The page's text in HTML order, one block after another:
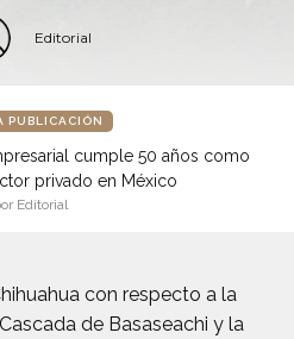
Editorial
PUBLICACIÓN
cumple 50 años como
privado en México
Editorial
con respecto a la
de Basaseachi y la